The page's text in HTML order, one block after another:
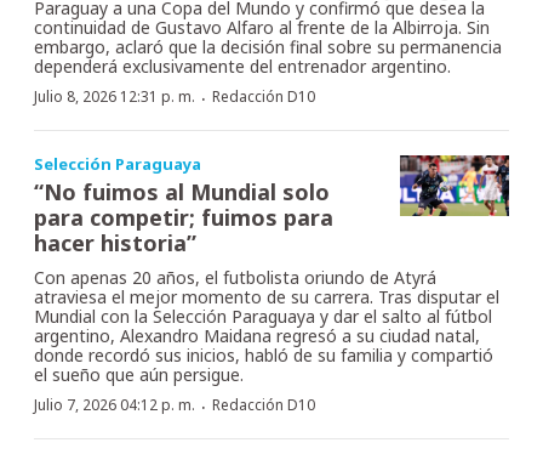
Paraguay a una Copa del Mundo y confirmó que desea la
continuidad de Gustavo Alfaro al frente de la Albirroja. Sin
embargo, aclaró que la decisión final sobre su permanencia
dependerá exclusivamente del entrenador argentino.
Julio 8, 2026 12:31 p. m. · Redacción D10
Selección Paraguaya
“No fuimos al Mundial solo
para competir; fuimos para
hacer historia”
Con apenas 20 años, el futbolista oriundo de Atyrá
atraviesa el mejor momento de su carrera. Tras disputar el
Mundial con la Selección Paraguaya y dar el salto al fútbol
argentino, Alexandro Maidana regresó a su ciudad natal,
donde recordó sus inicios, habló de su familia y compartió
el sueño que aún persigue.
Julio 7, 2026 04:12 p. m. · Redacción D10